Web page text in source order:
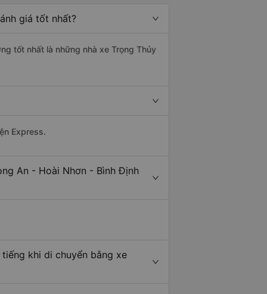
giá tốt nhất?
tốt nhất là những nhà xe Trọng Thủy
Express.
An - Hoài Nhơn - Bình Định
khi di chuyển bằng xe